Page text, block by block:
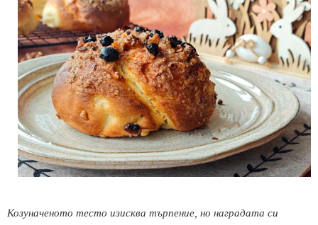
Козуначеното тесто изисква търпение, но наградата си